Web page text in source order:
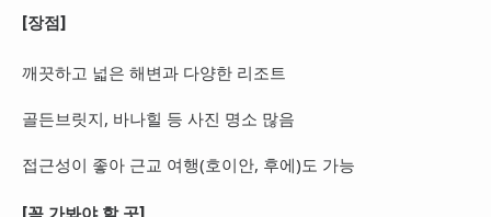
[장점]
깨끗하고 넓은 해변과 다양한 리조트
골든브릿지, 바나힐 등 사진 명소 많음
접근성이 좋아 근교 여행(호이안, 후에)도 가능